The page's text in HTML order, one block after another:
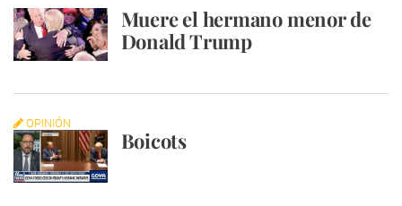
Muere el hermano menor de
Donald Trump
OPINIÓN
Boicots